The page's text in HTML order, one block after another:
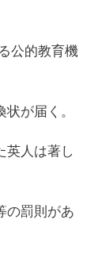
公的教育機
が届く。
英人は著し
の罰則があ